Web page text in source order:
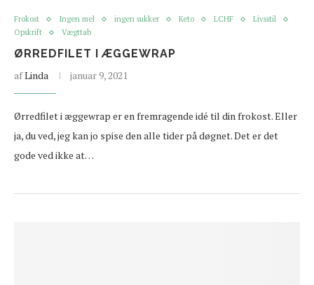
Frokost Ingen mel ingen sukker Keto LCHF
Livsstil
Opskrift
Vægttab
ØRREDFILET I ÆGGEWRAP
afLinda januar 9, 2021
Ørredfilet i æggewrap er en fremragende idé til din frokost. Eller
ja, du ved, jeg kan jo spise den alle tider på døgnet. Det er det
gode ved ikke at…